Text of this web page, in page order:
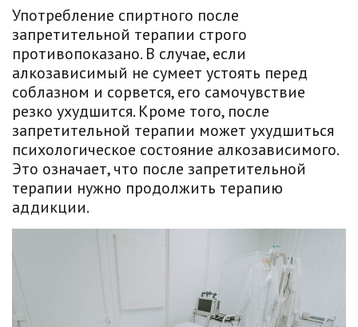
Употребление спиртного после
запретительной терапии строго
противопоказано. В случае, если
алкозависимый не сумеет устоять перед
соблазном и сорвется, его самочувствие
резко ухудшится. Кроме того, после
запретительной терапии может ухудшиться
психологическое состояние алкозависимого.
Это означает, что после запретительной
терапии нужно продолжить терапию
аддикции.